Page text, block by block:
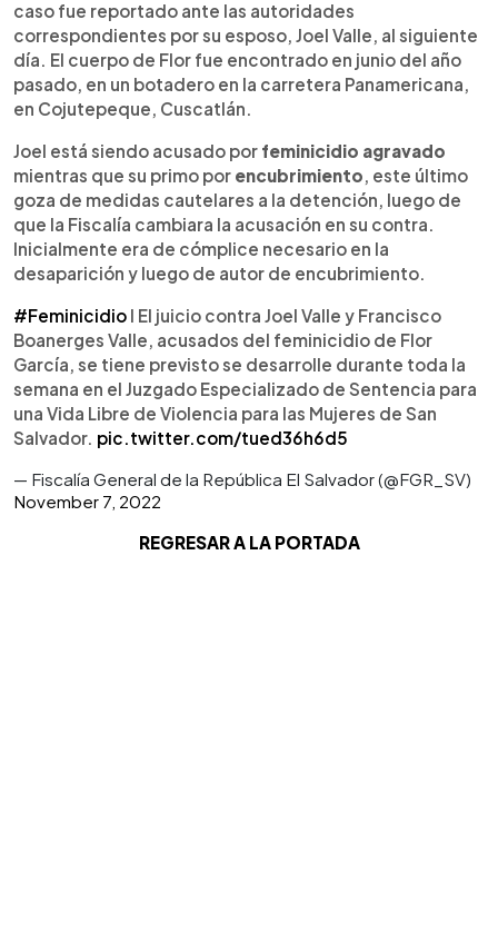
caso fue reportado ante las autoridades
correspondientes por su esposo, Joel Valle, al siguiente
día. El cuerpo de Flor fue encontrado en junio del año
pasado, en un botadero en la carretera Panamericana,
en Cojutepeque, Cuscatlán.
Joel está siendo acusado por feminicidio agravado
mientras que su primo por encubrimiento, este último
goza de medidas cautelares a la detención, luego de
que la Fiscalía cambiara la acusación en su contra.
Inicialmente era de cómplice necesario en la
desaparición y luego de autor de encubrimiento.
#Feminicidio I El juicio contra Joel Valle y Francisco
Boanerges Valle, acusados del feminicidio de Flor
García, se tiene previsto se desarrolle durante toda la
semana en el Juzgado Especializado de Sentencia para
una Vida Libre de Violencia para las Mujeres de San
Salvador. pic.twitter.com/tued36h6d5
— Fiscalía General de la República El Salvador (@FGR_SV)
November 7, 2022
REGRESAR A LA PORTADA